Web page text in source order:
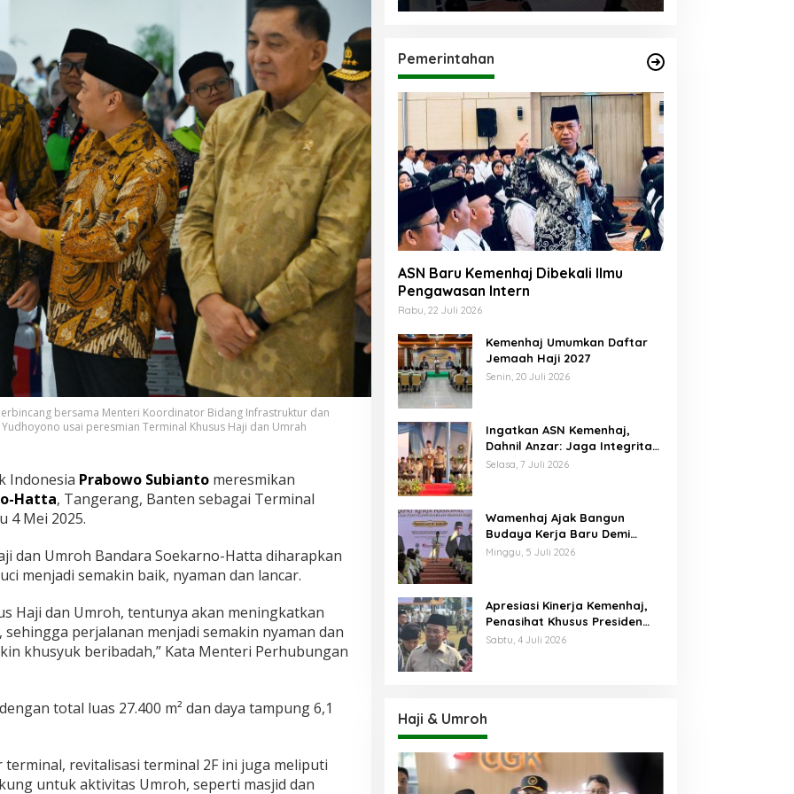
bersama Menteri Koordinator Bidang Infrastruktur dan
usai peresmian Terminal Khusus Haji dan Umrah
Indonesia Prabowo Subiantomeresmikan
Hatta, Tangerang, Banten sebagai Terminal
4 Mei 2025.
dan Umroh Bandara Soekarno-Hatta diharapkan
menjadi semakin baik, nyaman dan lancar.
Haji dan Umroh, tentunya akan meningkatkan
perjalanan menjadi semakin nyaman dan
khusyuk beribadah,” Kata Menteri Perhubungan
total luas 27.400 m² dan daya tampung 6,1
revitalisasi terminal 2F ini juga meliputi
untuk aktivitas Umroh, seperti masjid dan
Pemerintahan
ASN Baru Kemenhaj Dibekali Ilmu
Pengawasan Intern
Rabu, 22 Juli 2026
Kemenhaj Umumkan Daftar
Jemaah Haji 2027
Senin, 20 Juli 2026
Ingatkan ASN Kemenhaj,
Dahnil Anzar: Jaga Integritas,
Hentikan Praktik Menjadikan
Selasa, 7 Juli 2026
Wamenhaj Ajak Bangun
Budaya Kerja Baru Demi
Pelayanan Terbaik bagi
Minggu, 5 Juli 2026
Apresiasi Kinerja Kemenhaj,
Penasihat Khusus Presiden
Nilai Transisi
Sabtu, 4 Juli 2026
Haji & Umroh